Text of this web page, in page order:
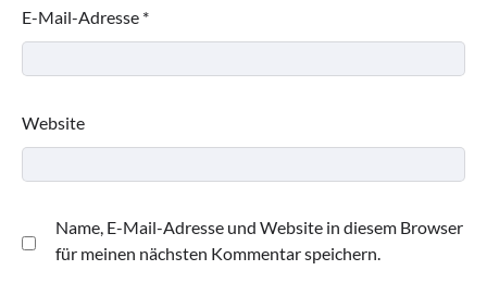
E-Mail-Adresse *
Website
Name, E-Mail-Adresse und Website in diesem Browser
für meinen nächsten Kommentar speichern.